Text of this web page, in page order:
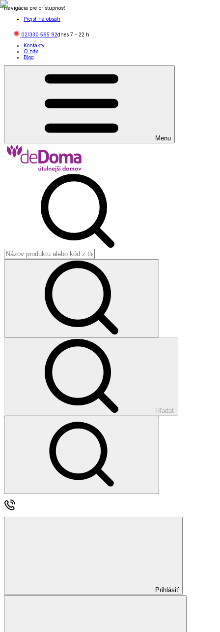
Navigácia pre prístupnosť
Prejsť na obsah
02/330 565 92dnes 7 - 22 h
Kontakty
O nás
Blog
Menu
Hľadať
Prihlásiť